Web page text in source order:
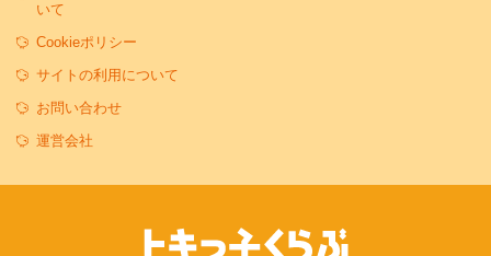
いて
Cookieポリシー
サイトの利用について
お問い合わせ
運営会社